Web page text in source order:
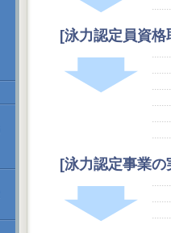
[泳力認定員資
[泳力認定事業の